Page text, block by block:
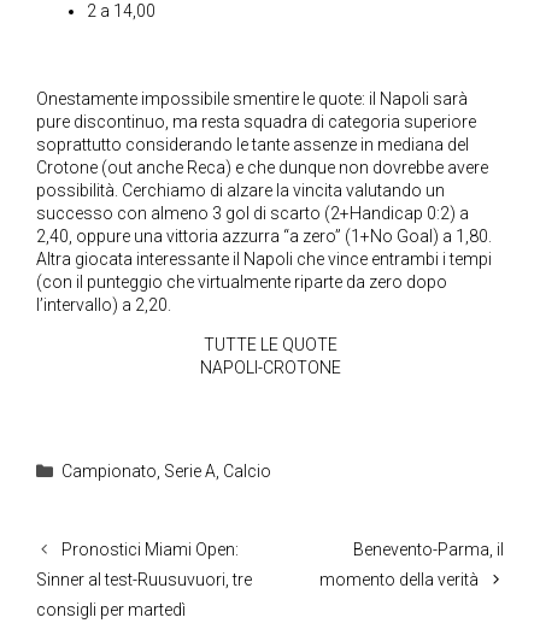
2 a 14,00
Onestamente impossibile smentire le quote: il Napoli sarà
pure discontinuo, ma resta squadra di categoria superiore
soprattutto considerando le tante assenze in mediana del
Crotone (out anche Reca) e che dunque non dovrebbe avere
possibilità. Cerchiamo di alzare la vincita valutando un
successo con almeno 3 gol di scarto (2+Handicap 0:2) a
2,40, oppure una vittoria azzurra “a zero” (1+No Goal) a 1,80.
Altra giocata interessante il Napoli che vince entrambi i tempi
(con il punteggio che virtualmente riparte da zero dopo
l’intervallo) a 2,20.
TUTTE LE QUOTE
NAPOLI-CROTONE
Categorie
Campionato, Serie A, Calcio
Pronostici Miami Open:
Sinner al test-Ruusuvuori, tre
consigli per martedì
Benevento-Parma, il
momento della verità